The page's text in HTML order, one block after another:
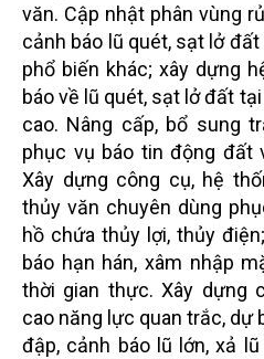
văn. Cập nhật phân vùng
cảnh báo lũ quét, sạt lở
phổ biến khác; xây dựng
báo về lũ quét, sạt lở đất
cao. Nâng cấp, bổ sung
phục vụ báo tin động đất
Xây dựng công cụ, hệ
thủy văn chuyên dùng
hồ chứa thủy lợi, thủy
báo hạn hán, xâm nhập
thời gian thực. Xây dựng
cao năng lực quan trắc, dự
đập, cảnh báo lũ lớn, xả